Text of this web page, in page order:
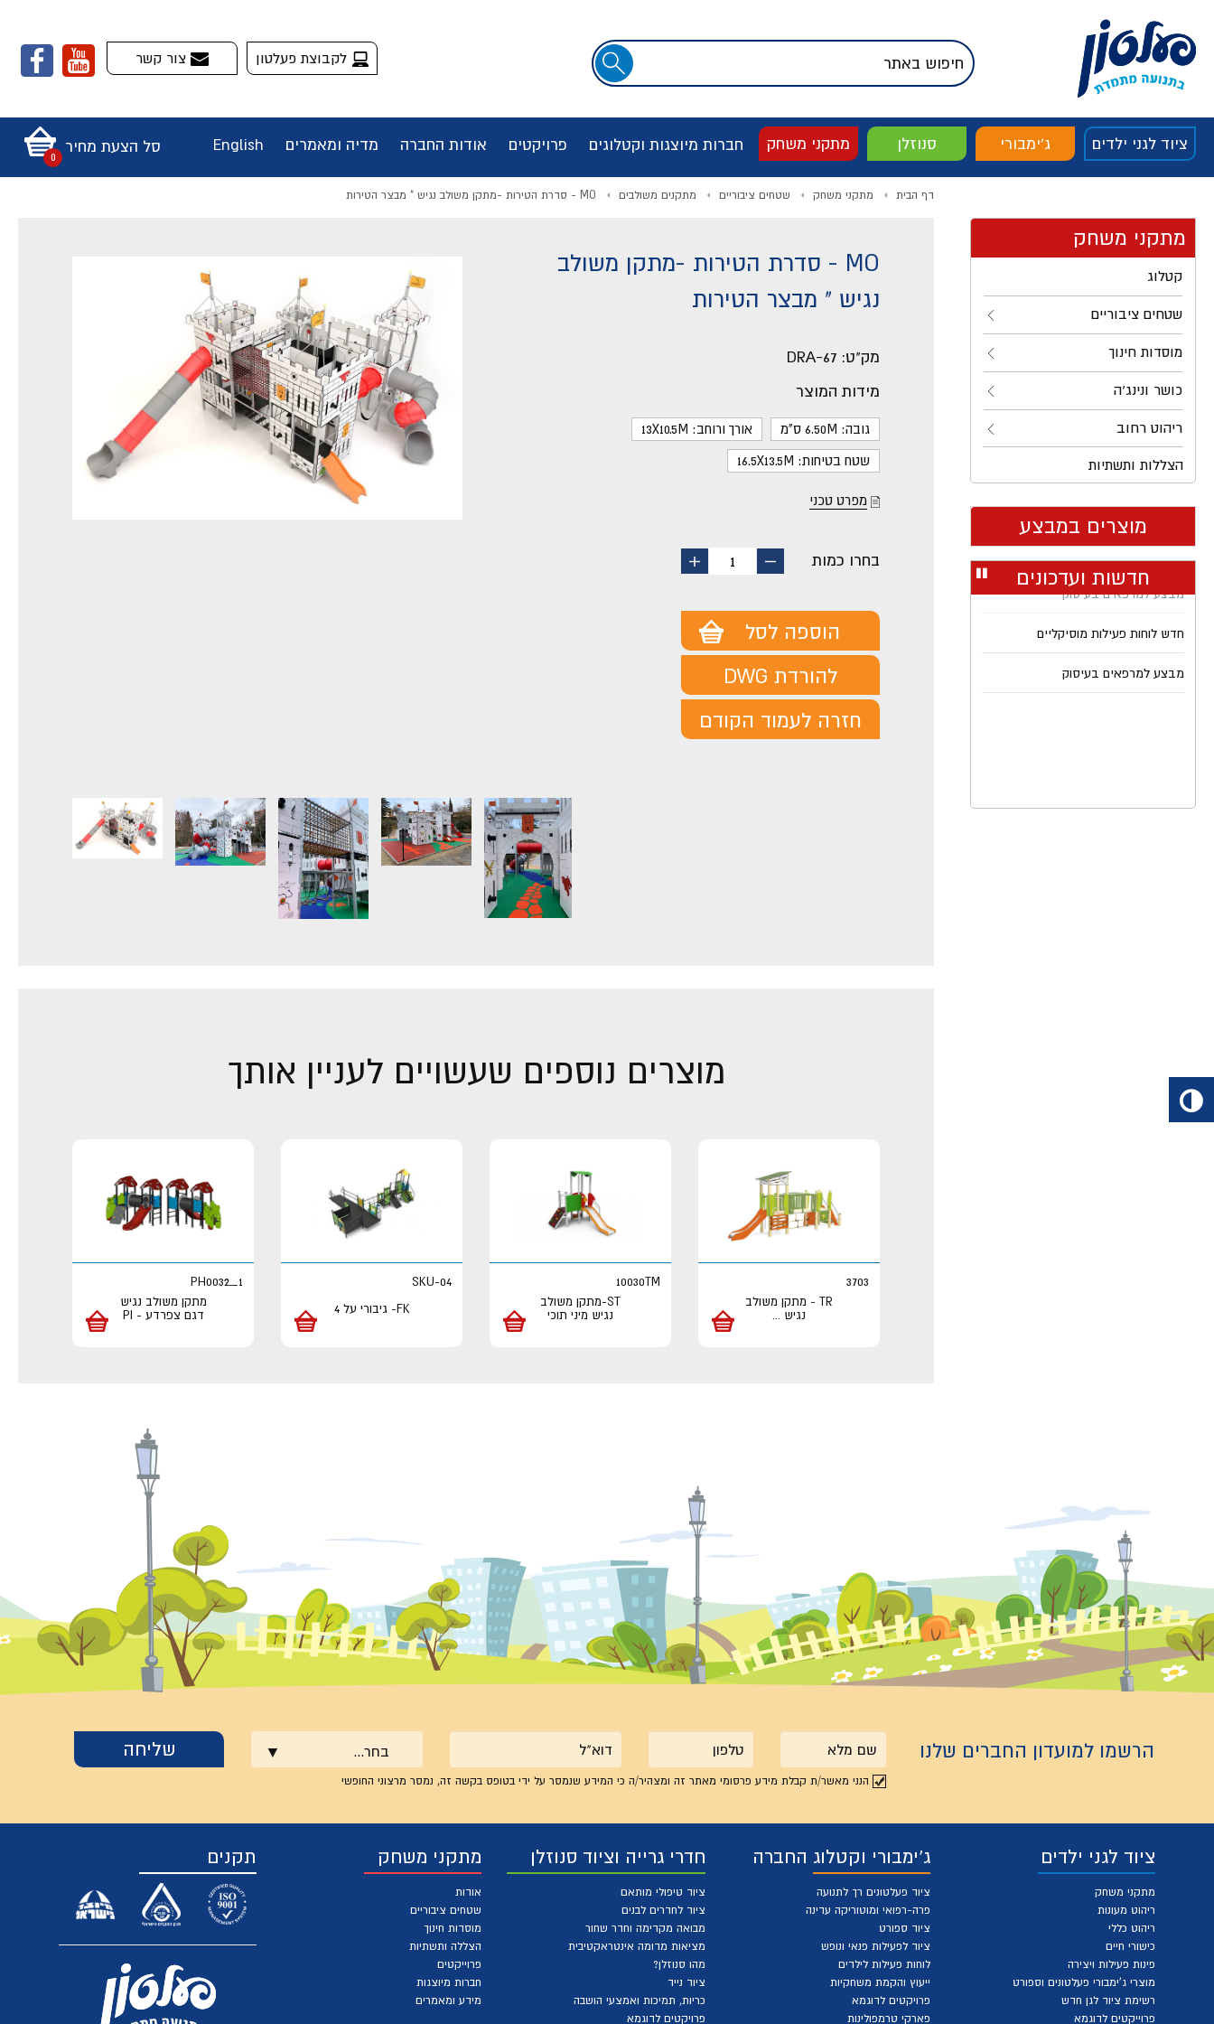
דלג לסרגל הניווט
דלג לתפריט ציוד
אודות החברה
דלג לסוף העמוד
חיפוש
לקבוצת פעלטון צור קשר
ציוד לגני ילדים ג'ימבורי סנוזלן מתקני משחק חברות מיוצגות וקטלוגים פרויקטים אודות החברה מדיה ומאמרים English סל הצעת מחיר
מתקני משחק
קטלוג
שטחים ציבוריים
מוסדות חינוך
כושר ונינג'ה
ריהוט רחוב
הצללות ותשתיות
מוצרים במבצע
עצור
חדשות ועדכונים
מבצע למרפאים בעיסוק
דף הבית מתקני משחק שטחים ציבוריים מתקנים משולבים MO - סדרת הטירות -מתקן משולב נגיש " מבצר הטירות
MO - סדרת הטירות -מתקן משולב
נגיש " מבצר הטירות
מק"ט: DRA-67
מידות המוצר
גובה: 6.50M ס"מ אורך ורוחב: 13X10.5M
שטח בטיחות: 16.5X13.5M
מפרט טכני
בחרו כמות
החסר
1
הוסף
הוספה לסל
להורדת DWG
חזרה לעמוד הקודם
מוצרים נוספים שעשויים לעניין אותך
3703
TR - מתקן משולב
נגיש ...
10030TM
ST-מתקן משולב
נגיש מיני תוכי
SKU-04
FK- גיבורי על 4
PH0032_1
מתקן משולב נגיש
דגם צפרדע - PI
הרשמו למועדון החברים שלנו
שם
בחר...
הנני מאשר/ת קבלת מידע פרסומי מאתר זה ומצהיר/ה כי המידע שנמסר על ידי בטופס בקשה זה, נמסר מרצוני החופשי
תקנים ציוד לגני ילדים
מתקני משחק
ריהוט מעונות
ריהוט כללי
כישורי חיים
פינות פעילות ויצירה
מוצרי ג'ימבורי פעלטונים וספורט
רשימת ציוד לגן חדש
פרוייקטים לדוגמא
ג'ימבורי וקטלוג החברה
ציוד פעלטונים רך לתנועה
פרה-רפואי ומוטוריקה עדינה
ציוד ספורט
ציוד לפעילות פנאי ונופש
לוחות פעילות לילדים
ייעוץ והקמת משחקיות
פרויקטים לדוגמא
פארקי טרמפולינות
חדרי גרייה וציוד סנוזלן
ציוד טיפולי מותאם
ציוד לחדרים לבנים
מבואה מקדימה וחדר שחור
מציאות מדומה אינטראקטיבית
מהו סנוזלן?
ציוד נייד
כריות, תמיכות ואמצעי הושבה
פרויקטים לדוגמא
מתקני משחק
אודות
שטחים ציבוריים
מוסדות חינוך
הצללה ותשתיות
פרוייקטים
חברות מיוצגות
מידע ומאמרים